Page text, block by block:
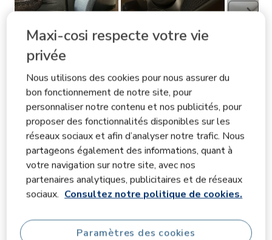
Maxi-cosi respecte votre vie
privée
Nous utilisons des cookies pour nous assurer du
bon fonctionnement de notre site, pour
personnaliser notre contenu et nos publicités, pour
proposer des fonctionnalités disponibles sur les
réseaux sociaux et afin d’analyser notre trafic. Nous
partageons également des informations, quant à
votre navigation sur notre site, avec nos
partenaires analytiques, publicitaires et de réseaux
sociaux. Consultez notre politique de cookies.
Paramètres des cookies
Filtrer les avis
Zone de recherche de sujet et d'avis
fonctionnel achat pour la voiture
facilité d'utilisation compatibilité ajusté
Informations sur la pertinence